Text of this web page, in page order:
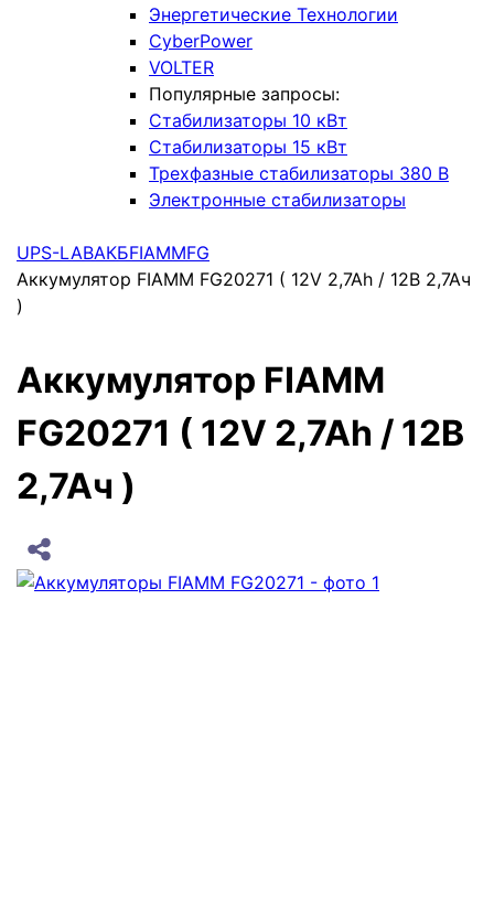
Энергетические Технологии
CyberPower
VOLTER
Популярные запросы:
Стабилизаторы 10 кВт
Стабилизаторы 15 кВт
Трехфазные стабилизаторы 380 В
Электронные стабилизаторы
UPS-LABАКБFIAMMFG
Аккумулятор FIAMM FG20271 ( 12V 2,7Ah / 12В 2,7Ач
)
Аккумулятор FIAMM
FG20271 ( 12V 2,7Ah / 12В
2,7Ач )